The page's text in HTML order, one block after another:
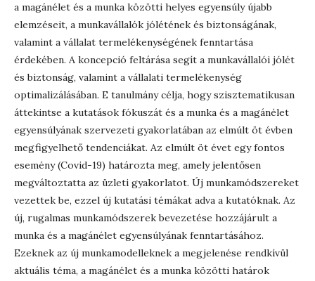
a magánélet és a munka közötti helyes egyensúly újabb
elemzéseit, a munkavállalók jólétének és biztonságának,
valamint a vállalat termelékenységének fenntartása
érdekében. A koncepció feltárása segít a munkavállalói jólét
és biztonság, valamint a vállalati termelékenység
optimalizálásában. E tanulmány célja, hogy szisztematikusan
áttekintse a kutatások fókuszát és a munka és a magánélet
egyensúlyának szervezeti gyakorlatában az elmúlt öt évben
megfigyelhető tendenciákat. Az elmúlt öt évet egy fontos
esemény (Covid-19) határozta meg, amely jelentősen
megváltoztatta az üzleti gyakorlatot. Új munkamódszereket
vezettek be, ezzel új kutatási témákat adva a kutatóknak. Az
új, rugalmas munkamódszerek bevezetése hozzájárult a
munka és a magánélet egyensúlyának fenntartásához.
Ezeknek az új munkamodelleknek a megjelenése rendkívül
aktuális téma, a magánélet és a munka közötti határok